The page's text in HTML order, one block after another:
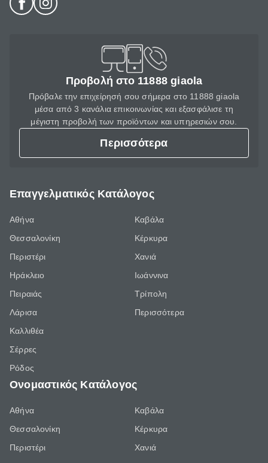
Προβολή στο 11888 giaola
Πρόβαλε την επιχείρησή σου σήμερα στο 11888 giaola
μέσα από 3 κανάλια επικοινωνίας και εξασφάλισε τη
μέγιστη προβολή των προϊόντων και υπηρεσιών σου.
Περισσότερα
Επαγγελματικός Κατάλογος
Αθήνα
Θεσσαλονίκη
Περιστέρι
Ηράκλειο
Πειραιάς
Λάρισα
Καλλιθέα
Σέρρες
Ρόδος
Καβάλα
Κέρκυρα
Χανιά
Ιωάννινα
Τρίπολη
Περισσότερα
Ονομαστικός Κατάλογος
Αθήνα
Θεσσαλονίκη
Περιστέρι
Καβάλα
Κέρκυρα
Χανιά